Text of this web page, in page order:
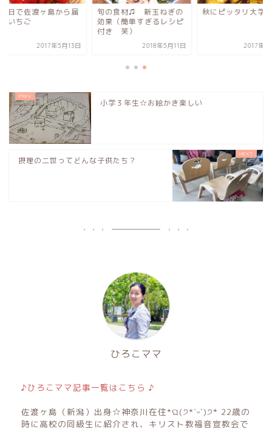
日で佐渡ヶ島から届
いちご
2017年5月13日
旬の食材♫ 新玉ねぎの
効果（簡単すぎるレシピ
付き 笑）
2018年5月11日
秋にピッタリ大学イ
2017年10
小学３年生☆お絵かき楽しい
摂理の二世ってどんな子供たち？
ひろこママ
♪ひろこママ記事一覧はこちら ♪
佐渡ヶ島（新潟）出身☆神奈川在住*ଘ(੭*ˊᵕˋ)੭* 22歳の
時に高校の同級生に紹介され、キリスト教福音宣教会で